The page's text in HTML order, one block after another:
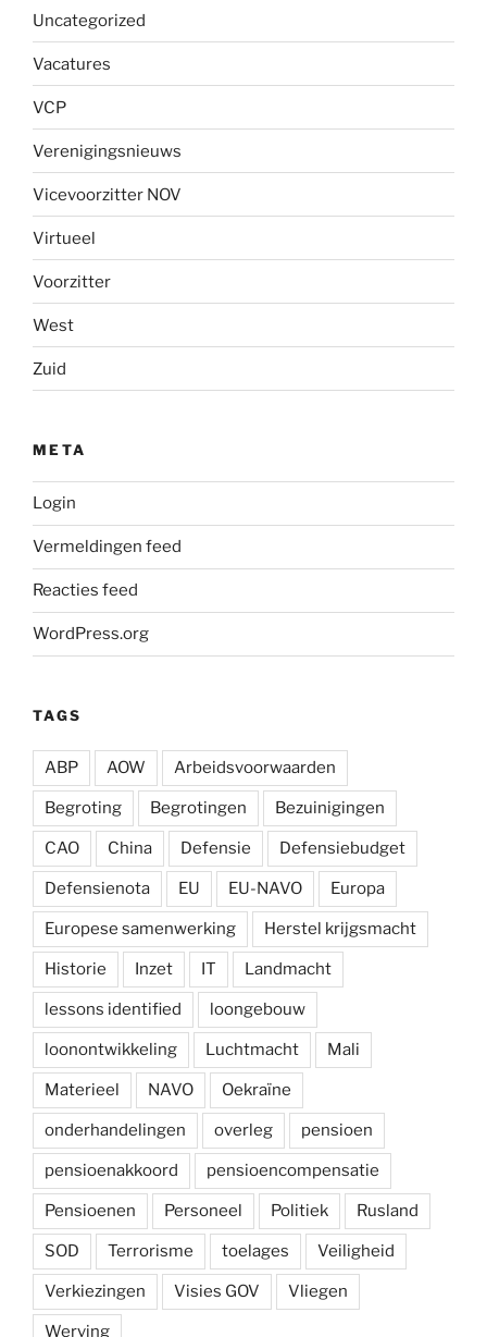
Uncategorized
Vacatures
VCP
Verenigingsnieuws
Vicevoorzitter NOV
Virtueel
Voorzitter
West
Zuid
META
Login
Vermeldingen feed
Reacties feed
WordPress.org
TAGS
ABP AOW Arbeidsvoorwaarden
Begroting Begrotingen Bezuinigingen
CAO China Defensie Defensiebudget
Defensienota EU EU-NAVO Europa
Europese samenwerking Herstel krijgsmacht
Historie Inzet IT Landmacht
lessons identified loongebouw
loonontwikkeling Luchtmacht Mali
Materieel NAVO Oekraïne
onderhandelingen overleg pensioen
pensioenakkoord pensioencompensatie
Pensioenen Personeel Politiek Rusland
SOD Terrorisme toelages Veiligheid
Verkiezingen Visies GOV Vliegen
Werving